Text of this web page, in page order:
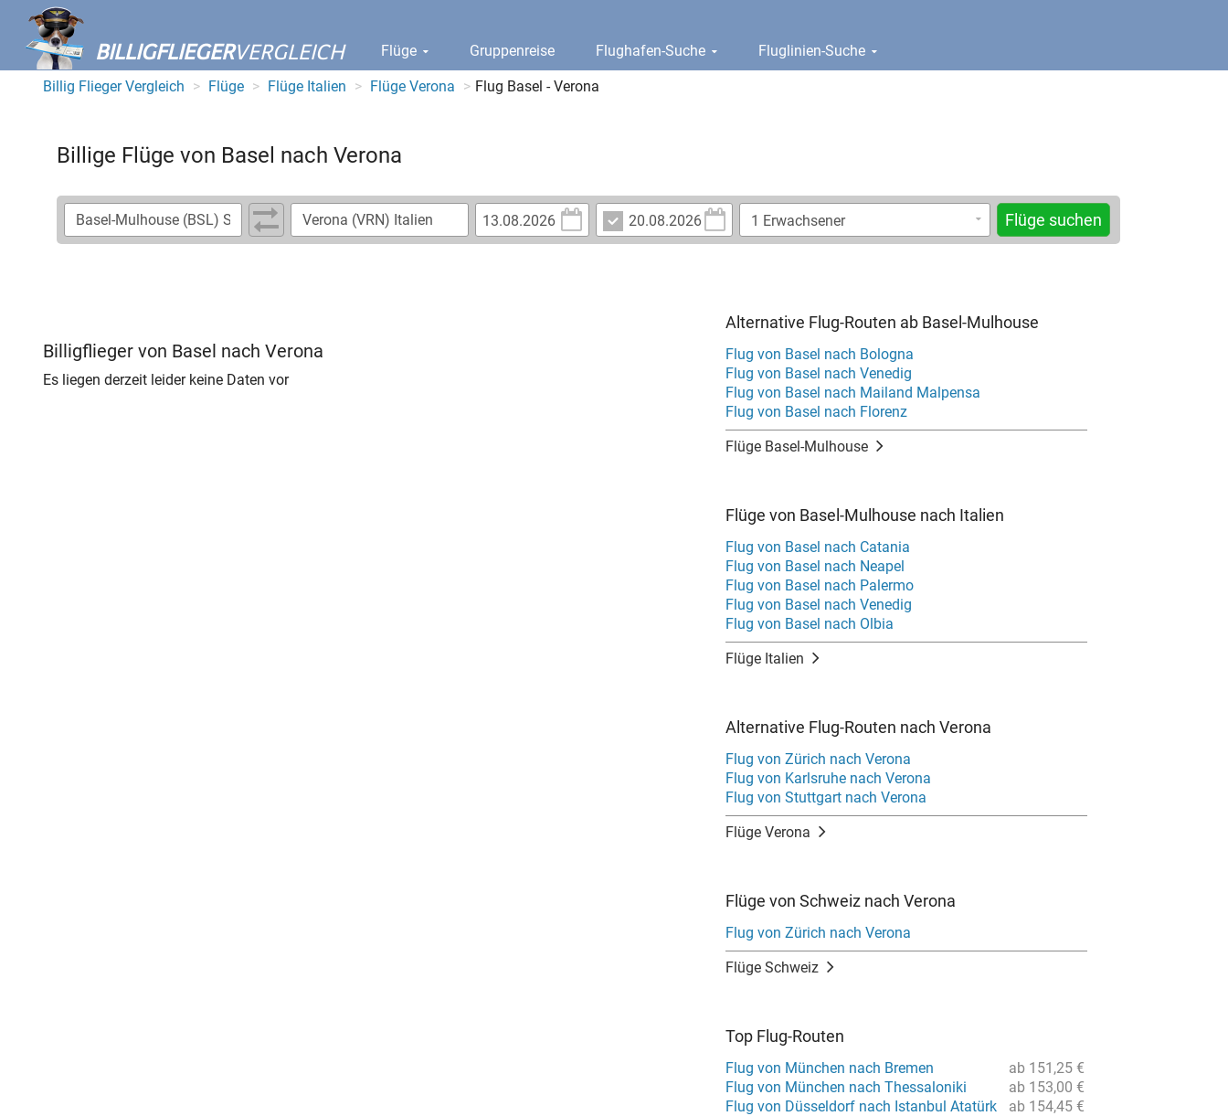
BILLIGFLIEGERVERGLEICH Flüge Gruppenreise Flughafen-Suche Fluglinien-Suche
Billig Flieger Vergleich Flüge Flüge Italien Flüge Verona Flug Basel - Verona
Billige Flüge von Basel nach Verona
Flüge suchen
Billigflieger von Basel nach Verona
Es liegen derzeit leider keine Daten vor
Alternative Flug-Routen ab Basel-Mulhouse
Flug von Basel nach Bologna
Flug von Basel nach Venedig
Flug von Basel nach Mailand Malpensa
Flug von Basel nach Florenz
Flüge Basel-Mulhouse
Flüge von Basel-Mulhouse nach Italien
Flug von Basel nach Catania
Flug von Basel nach Neapel
Flug von Basel nach Palermo
Flug von Basel nach Venedig
Flug von Basel nach Olbia
Flüge Italien
Alternative Flug-Routen nach Verona
Flug von Zürich nach Verona
Flug von Karlsruhe nach Verona
Flug von Stuttgart nach Verona
Flüge Verona
Flüge von Schweiz nach Verona
Flug von Zürich nach Verona
Flüge Schweiz
Top Flug-Routen
ab 151,25 €
Flug von München nach Bremen
ab 153,00 €
Flug von München nach Thessaloniki
ab 154,45 €
Flug von Düsseldorf nach Istanbul Atatürk